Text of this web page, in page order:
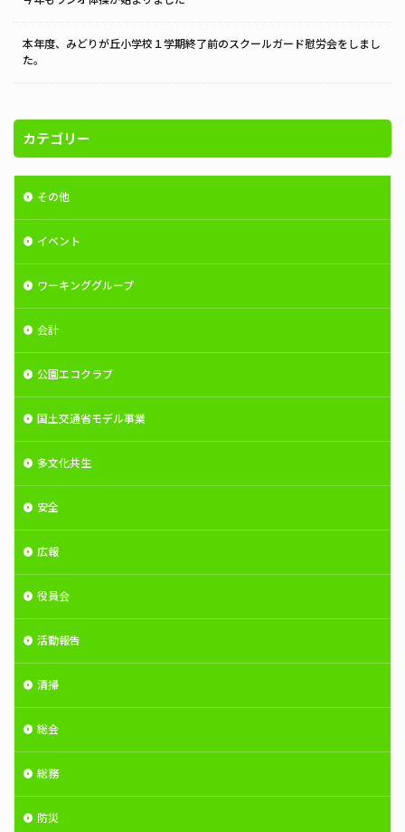
本年度、みどりが丘小学校１学期終了前のスクールガード慰労会をしまし
た。
カテゴリー
その他
イベント
ワーキンググループ
会計
公園エコクラブ
国土交通省モデル事業
多文化共生
安全
広報
役員会
活動報告
清掃
総会
総務
防災